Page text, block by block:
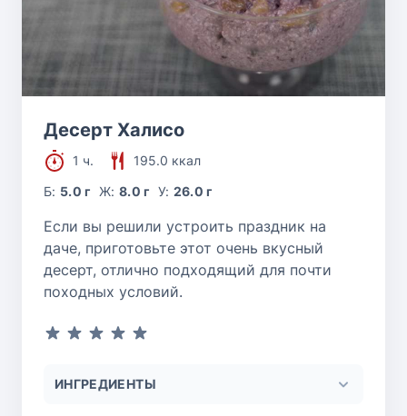
Десерт Халисо
1 ч.
195.0 ккал
Б: 5.0 г Ж: 8.0 г У: 26.0 г
Если вы решили устроить праздник на
даче, приготовьте этот очень вкусный
десерт, отлично подходящий для почти
походных условий.
ИНГРЕДИЕНТЫ